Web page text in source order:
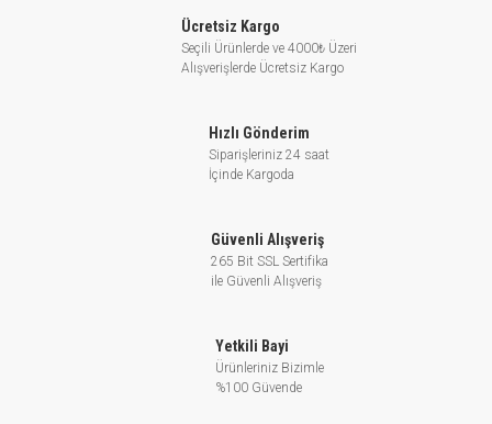
Ücretsiz Kargo
Seçili Ürünlerde ve 4000₺ Üzeri
Alışverişlerde Ücretsiz Kargo
Hızlı Gönderim
Siparişleriniz 24 saat
İçinde Kargoda
Güvenli Alışveriş
265 Bit SSL Sertifika
ile Güvenli Alışveriş
Yetkili Bayi
Ürünleriniz Bizimle
%100 Güvende